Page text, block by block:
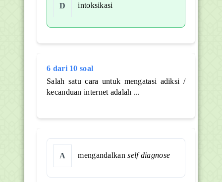
D intoksikasi
6 dari 10 soal
Salah satu cara untuk mengatasi adiksi /
kecanduan internet adalah ...
A mengandalkanself diagnose